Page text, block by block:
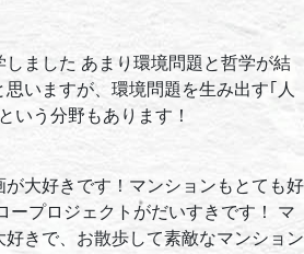
ました あまり環境問題と哲学が結
いますが、環境問題を生み出す｢人
いう分野もあります！
大好きです！マンションもとても好
ープロジェクトがだいすきです！ マ
好きで、お散歩して素敵なマンション